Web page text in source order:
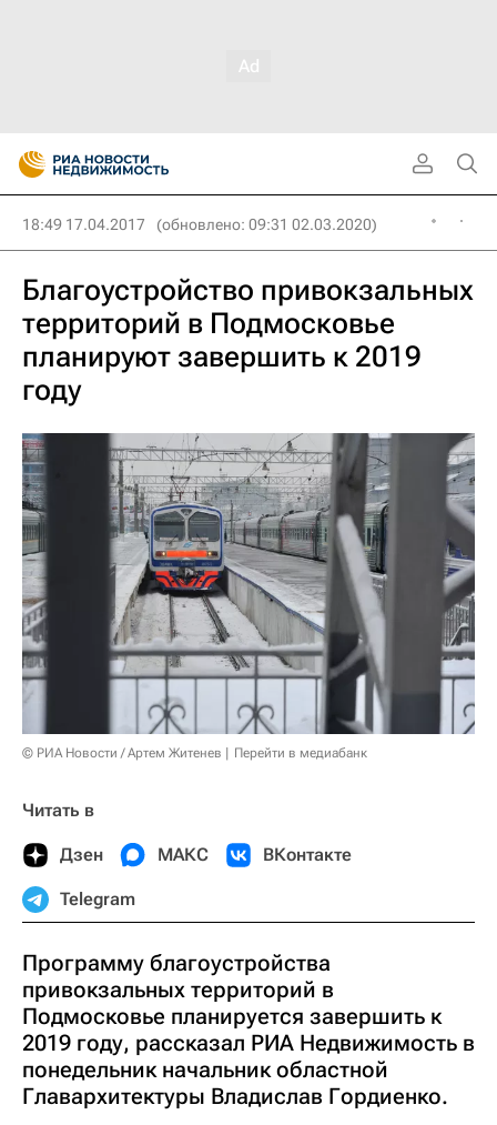
18:49 17.04.2017 (обновлено: 09:31 02.03.2020)
Благоустройство привокзальных
территорий в Подмосковье
планируют завершить к 2019
году
© РИА Новости / Артем Житенев Перейти в медиабанк
Читать в
Дзен МАКС ВКонтакте
Telegram
Программу благоустройства
привокзальных территорий в
Подмосковье планируется завершить к
2019 году, рассказал РИА Недвижимость в
понедельник начальник областной
Главархитектуры Владислав Гордиенко.